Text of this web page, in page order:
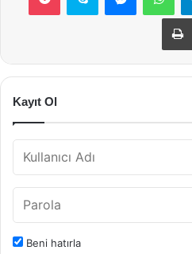
Kayıt Ol
Beni hatırla